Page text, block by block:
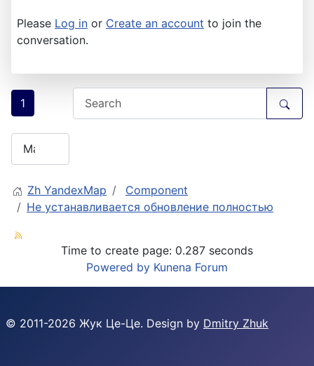
Please Log in or Create an account to join the
conversation.
1
Zh YandexMap
Component
Не устанавливается обновление полностью
Time to create page: 0.287 seconds
Powered by Kunena Forum
© 2011-2026 Жук Це-Це. Design by Dmitry Zhuk